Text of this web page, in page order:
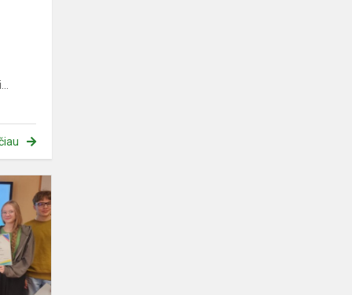
językowy
2025